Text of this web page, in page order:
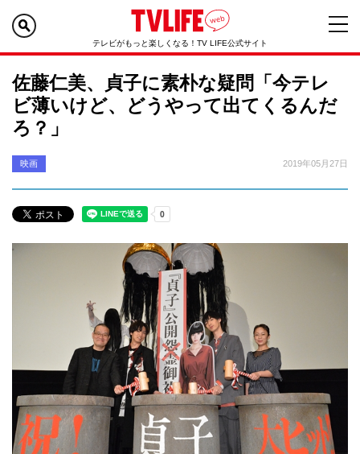
テレビがもっと楽しくなる！TV LIFE公式サイト
佐藤仁美、貞子に素朴な疑問「今テレ
ビ薄いけど、どうやって出てくるんだ
ろ？」
映画 2019年05月27日